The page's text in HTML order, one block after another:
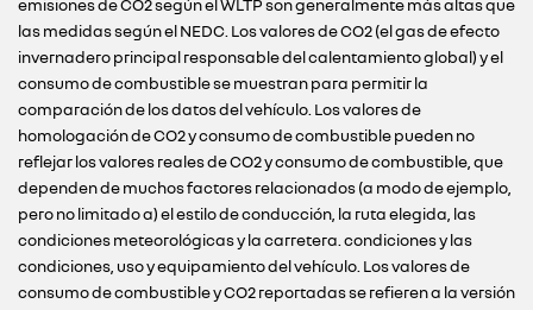
emisiones de CO2 según el WLTP son generalmente más altas que
las medidas según el NEDC. Los valores de CO2 (el gas de efecto
invernadero principal responsable del calentamiento global) y el
consumo de combustible se muestran para permitir la
comparación de los datos del vehículo. Los valores de
homologación de CO2 y consumo de combustible pueden no
reflejar los valores reales de CO2 y consumo de combustible, que
dependen de muchos factores relacionados (a modo de ejemplo,
pero no limitado a) el estilo de conducción, la ruta elegida, las
condiciones meteorológicas y la carretera. condiciones y las
condiciones, uso y equipamiento del vehículo. Los valores de
consumo de combustible y CO2 reportadas se refieren a la versión